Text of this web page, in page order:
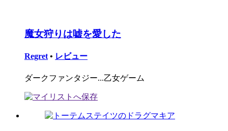
魔女狩りは嘘を愛した
Regret • レビュー
ダークファンタジー...乙女ゲーム